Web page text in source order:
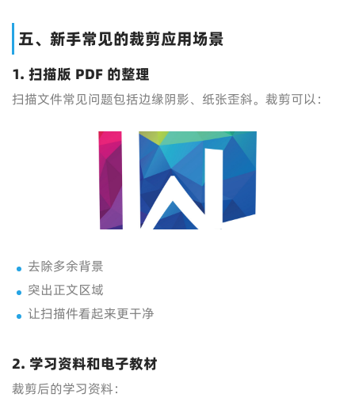
五、新手常见的裁剪应用场景
1. 扫描版 PDF 的整理
扫描文件常见问题包括边缘阴影、纸张歪斜。裁剪可以：
去除多余背景
突出正文区域
让扫描件看起来更干净
2. 学习资料和电子教材
裁剪后的学习资料：